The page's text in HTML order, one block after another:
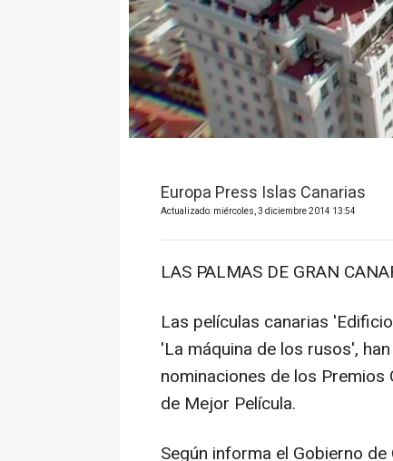
Europa Press Islas Canarias
Actualizado: miércoles, 3 diciembre 2014 13:54
LAS PALMAS DE GRAN
Las películas canarias
'La máquina de los rusos',
nominaciones de los Premios
de Mejor Película.
Según informa el Gobierno